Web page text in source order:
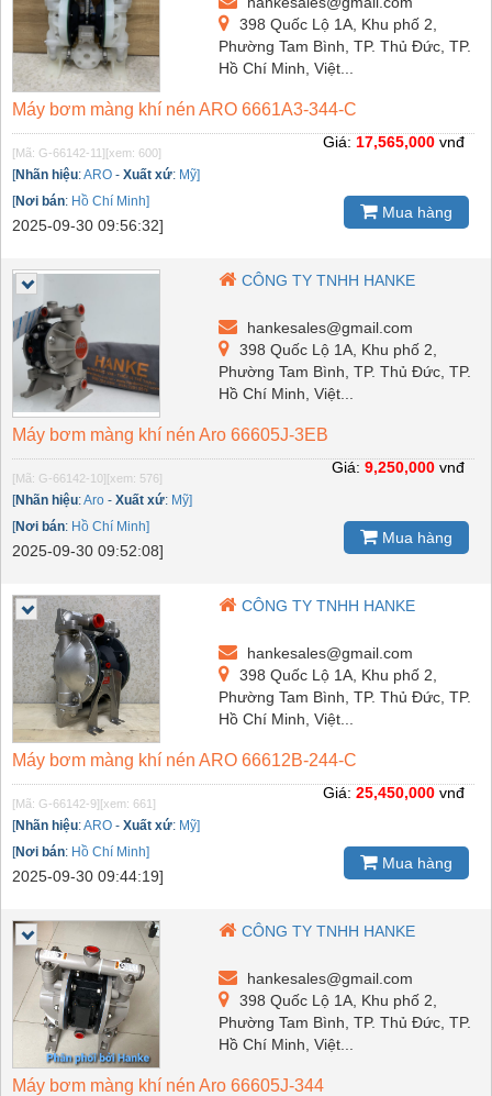
398 Quốc Lộ 1A, Khu phố 2,
Phường Tam Bình, TP. Thủ Đức, TP.
Hồ Chí Minh, Việt...
Máy bơm màng khí nén ARO 6661A3-344-C
[Mã: G-66142-11][xem: 600]
[Nhãn hiệu:ARO - Xuất xứ: Mỹ]
[Nơi bán: Hồ Chí Minh]
2025-09-30 09:56:32]
Giá: 17,565,000 vnđ
Mua hàng
CÔNG TY TNHH HANKE
hankesales@gmail.com
398 Quốc Lộ 1A, Khu phố 2,
Phường Tam Bình, TP. Thủ Đức, TP.
Hồ Chí Minh, Việt...
Máy bơm màng khí nén Aro 66605J-3EB
[Mã: G-66142-10][xem: 576]
[Nhãn hiệu:Aro - Xuất xứ: Mỹ]
[Nơi bán: Hồ Chí Minh]
2025-09-30 09:52:08]
Giá: 9,250,000 vnđ
Mua hàng
CÔNG TY TNHH HANKE
hankesales@gmail.com
398 Quốc Lộ 1A, Khu phố 2,
Phường Tam Bình, TP. Thủ Đức, TP.
Hồ Chí Minh, Việt...
Máy bơm màng khí nén ARO 66612B-244-C
[Mã: G-66142-9][xem: 661]
[Nhãn hiệu:ARO - Xuất xứ: Mỹ]
[Nơi bán: Hồ Chí Minh]
2025-09-30 09:44:19]
Giá: 25,450,000 vnđ
Mua hàng
CÔNG TY TNHH HANKE
hankesales@gmail.com
398 Quốc Lộ 1A, Khu phố 2,
Phường Tam Bình, TP. Thủ Đức, TP.
Hồ Chí Minh, Việt...
Máy bơm màng khí nén Aro 66605J-344